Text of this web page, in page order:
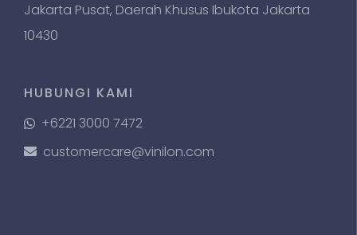
Jakarta Pusat, Daerah Khusus Ibukota Jakarta
10430
HUBUNGI KAMI
+6221 3000 7472
customercare@vinilon.com